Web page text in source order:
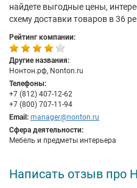
найдете выгодные цены,
схему доставки товаров в 36
Рейтинг компании:
Другие названия:
Нонтон.рф, Nonton.ru
Телефоны:
+7 (812) 407-12-62
+7 (800) 707-11-94
Email: manager@nonton.ru
Сфера деятельности:
Мебель и предметы интерьера
Написать отзыв про